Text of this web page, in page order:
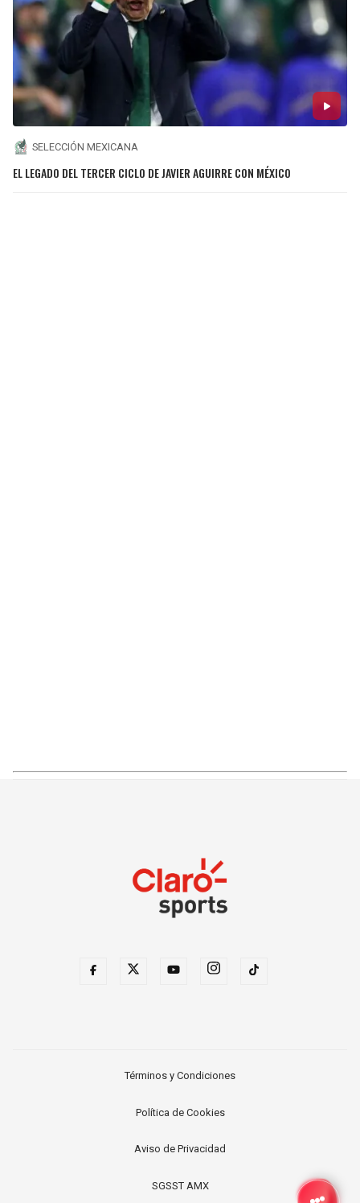
SELECCIÓN MEXICANA
EL LEGADO DEL TERCER CICLO DE JAVIER AGUIRRE CON MÉXICO
Términos y Condiciones
Política de Cookies
Aviso de Privacidad
SGSST AMX